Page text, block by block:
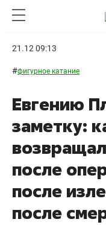
21.12 09:13
#фигурное катание
Евгению
заметку:
после
после
после